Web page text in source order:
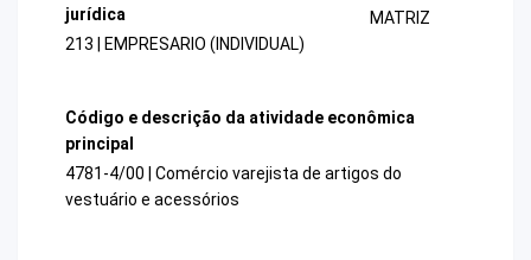
jurídica
213 | EMPRESARIO (INDIVIDUAL)
MATRIZ
Código e descrição da atividade econômica
principal
4781-4/00 | Comércio varejista de artigos do
vestuário e acessórios